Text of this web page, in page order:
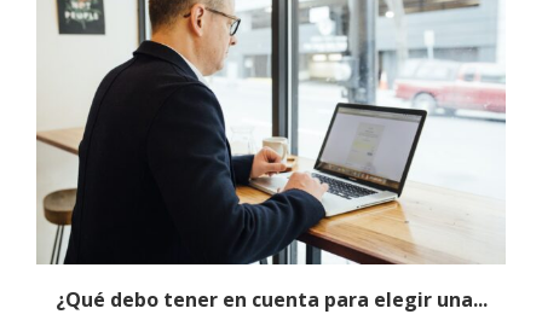
¿Qué debo tener en cuenta para elegir una...